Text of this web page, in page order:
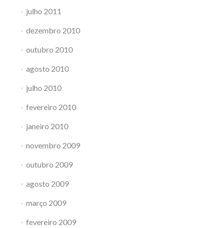
julho 2011
dezembro 2010
outubro 2010
agosto 2010
julho 2010
fevereiro 2010
janeiro 2010
novembro 2009
outubro 2009
agosto 2009
março 2009
fevereiro 2009